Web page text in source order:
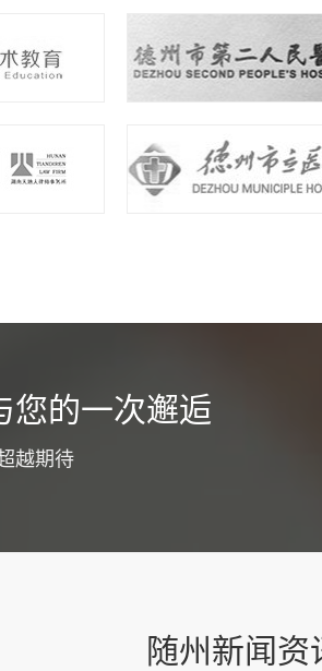
优化工作职能，同时提高广大客户服务体
，目的就是为了节省整个工作流程成本投
为了确保整个开发过程更为专业和顺利，
您的一次邂逅
越期待
随州新闻资